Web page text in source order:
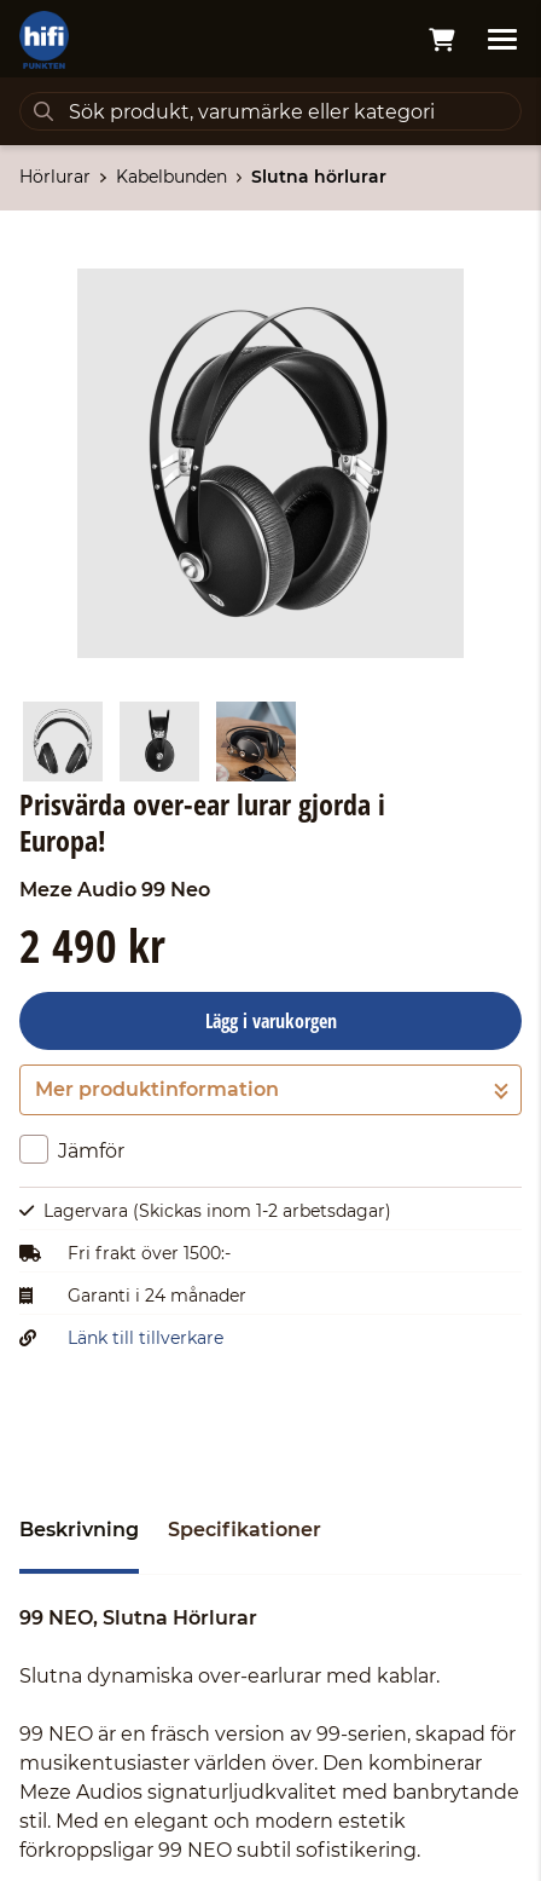
Hörlurar Kabelbunden Slutna hörlurar
Prisvärda over-ear lurar gjorda i
Europa!
Meze Audio 99 Neo
2 490 kr
Lägg i varukorgen
Gå till kassan
Mer produktinformation
Jämför
Lagervara (Skickas inom 1-2 arbetsdagar)
Fri frakt över 1500:-
Garanti i 24 månader
Länk till tillverkare
Beskrivning Specifikationer
99 NEO, Slutna Hörlurar
Slutna dynamiska over-earlurar med kablar.
99 NEO är en fräsch version av 99-serien, skapad för
musikentusiaster världen över. Den kombinerar
Meze Audios signaturljudkvalitet med banbrytande
stil. Med en elegant och modern estetik
förkroppsligar 99 NEO subtil sofistikering.